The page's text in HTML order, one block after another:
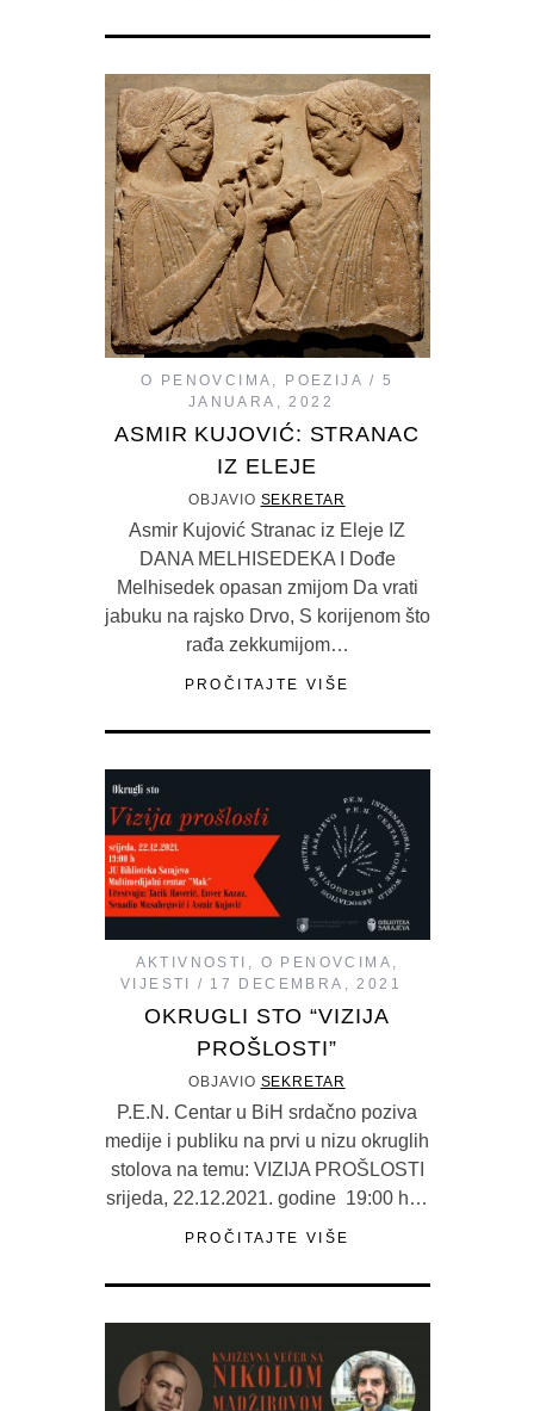
O PENOVCIMA POEZIJA
5
JANUARA, 2022
ASMIR KUJOVIĆ: STRANAC
IZ ELEJE
OBJAVIO SEKRETAR
Asmir Kujović Stranac iz Eleje IZ
DANA MELHISEDEKA I Dođe
Melhisedek opasan zmijom Da vrati
jabuku na rajsko Drvo, S korijenom što
rađa zekkumijom…
PROČITAJTE VIŠE
AKTIVNOSTI , O PENOVCIMA ,
VIJESTI
17 DECEMBRA, 2021
OKRUGLI STO “VIZIJA
PROŠLOSTI”
OBJAVIO SEKRETAR
P.E.N. Centar u BiH srdačno poziva
medije i publiku na prvi u nizu okruglih
stolova na temu: VIZIJA PROŠLOSTI
srijeda, 22.12.2021. godine 19:00 h…
PROČITAJTE VIŠE